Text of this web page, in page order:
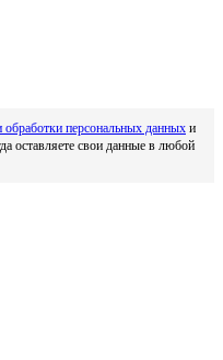
персональных данных и
оставляете свои данные в любой